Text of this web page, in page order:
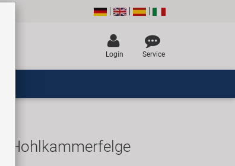
Login Service
Hohlkammerfelge